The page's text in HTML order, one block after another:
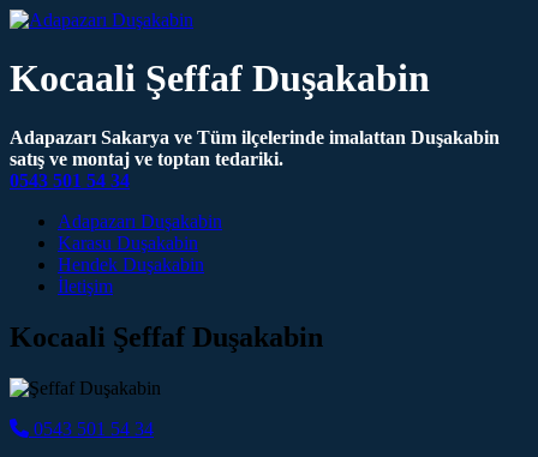
Kocaali Şeffaf Duşakabin
Adapazarı Sakarya ve Tüm ilçelerinde imalattan Duşakabin
satış ve montaj ve toptan tedariki.
0543 501 54 34
Main Navigation
Adapazarı Duşakabin
Karasu Duşakabin
Hendek Duşakabin
İletişim
Kocaali Şeffaf Duşakabin
0543 501 54 34